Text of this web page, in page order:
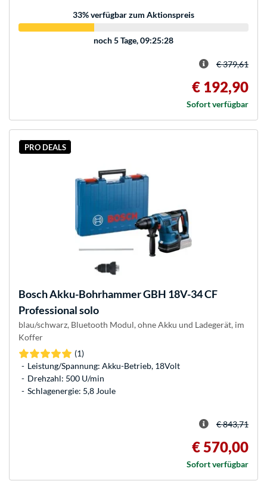
33% verfügbar zum Aktionspreis
noch5 Tage, 09:25:28
€ 379,61
€ 192,90
Sofort verfügbar
PRO DEALS
BoschAkku-Bohrhammer GBH 18V-34 CF
Professional solo
blau/schwarz, Bluetooth Modul, ohne Akku und Ladegerät, im
Koffer
(1)
Leistung/Spannung: Akku-Betrieb, 18Volt
Drehzahl: 500 U/min
Schlagenergie: 5,8 Joule
€ 843,71
€ 570,00
Sofort verfügbar